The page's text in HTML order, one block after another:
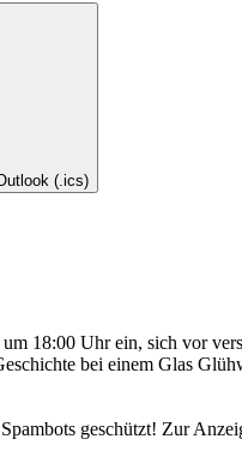
(.ics)
18:00 Uhr ein, sich vor
bei einem Glas
geschützt! Zur